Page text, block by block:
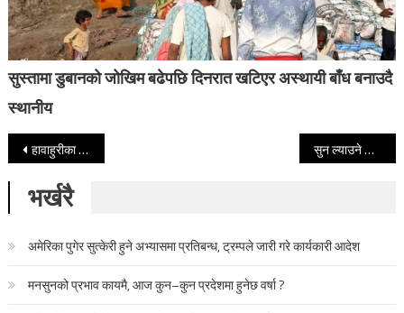
सुस्तामा डुबानको जोखिम बढेपछि दिनरात खटिएर अस्थायी बाँध बनाउदै
स्थानीय
Post navigation
हावाहुरीका कारण पाँचसय बिटिएसमा क्षति सुन ल्याउने चिनियाँ र एटिएम फोर्ने नेपाली पक्राउ
भर्खरै
अमेरिका पुगेर सुत्केरी हुने अभ्यासमा प्रतिबन्ध, ट्रम्पले जारी गरे कार्यकारी आदेश
मनसुनको प्रभाव कायमै, आज कुन–कुन प्रदेशमा हुनेछ वर्षा ?